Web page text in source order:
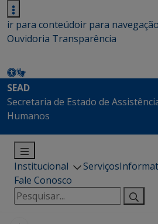
ir para conteúdoir para navegação
Ouvidoria Transparência
SEAD
Secretaria de Estado de
Humanos
Institucional Serviços
Fale Conosco
Pesquisar
por: